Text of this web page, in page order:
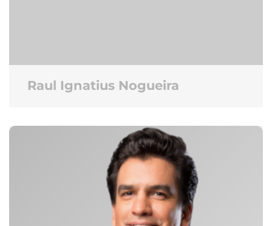
Raul Ignatius Nogueira